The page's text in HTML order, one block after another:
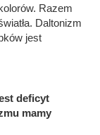
Razem
Daltonizm
jest
deficyt
mamy